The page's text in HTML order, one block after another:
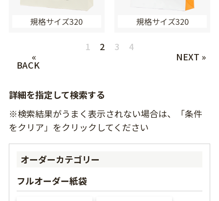
規格サイズ320 規格サイズ320
«
BACK
1 2 3
4
NEXT »
詳細を指定して検索する
※検索結果がうまく表示されない場合は、「条件
をクリア」をクリックしてください
オーダーカテゴリー
フルオーダー紙袋